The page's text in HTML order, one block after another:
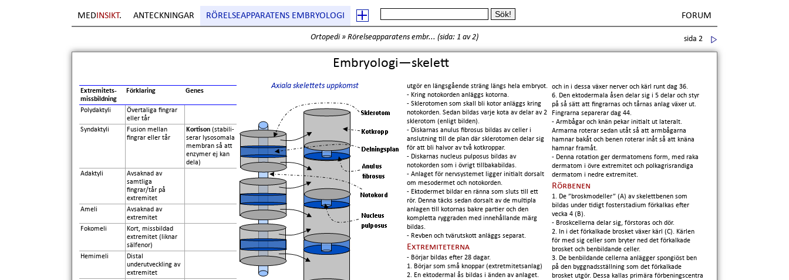
MED INSIKT. ANTECKNINGAR RÖRELSEAPPARATENS EMBRYOLOGI FORUM
Ortopedi» Rörelseapparatens embr... (sida: 1 av 2) sida 2
och in i dessa växer nerver och kärl runt dag 36.
6. Den ektodermala åsen delar sig i 5 delar och styr
på så sätt att fingrarnas och tårnas anlag växer ut.
Fingrarna separerar dag 44.
- Armbågar och knän pekar initialt ut lateralt.
Armarna roterar sedan utåt så att armbågarna
hamnar bakåt och benen roterar inåt så att knäna
hamnar framåt.
- Denna rotation ger dermatomens form, med raka
dermatom i övre extremitet och polkagrisrandiga
dermatom i nedre extremitet.
Rörbenen
1. De ”broskmodeller” (A) av skelettbenen som
bildas under tidigt fosterstadium förkalkas efter
vecka 4 (B).
- Broskcellerna delar sig, förstoras och dör.
2. In i det förkalkade brosket växer kärl (C). Kärlen
för med sig celler som bryter ned det förkalkade
brosket och benbildande celler.
3. De benbildande cellerna anlägger spongiöst ben
på den byggnadsställning som det förkalkade
brosket utgör. Dessa kallas primära förbeningscentra
utgör en längsgående sträng längs hela embryot.
- Kring notokorden anläggs kotorna.
- Sklerotomen som skall bli kotor anläggs kring
notokorden. Sedan bildas varje kota av delar av 2
sklerotom (enligt bilden).
- Diskarnas anulus fibrosus bildas av celler i
anslutning till de plan där sklerotomen delar sig
för att bli halvor av två kotkroppar.
- Diskarnas nucleus pulposus bildas av
notokorden som i övrigt tillbakabildas.
- Anlaget för nervsystemet ligger initialt dorsalt
om mesodermet och notokorden.
- Ektodermet bildar en ränna som sluts till ett
rör. Denna täcks sedan dorsalt av de multipla
anlagen till kotornas bakre partier och den
kompletta ryggraden med innehållande märg
bildas.
- Revben och tvärutskott anläggs separat.
Extremiteterna
- Börjar bildas efter 28 dagar.
1. Börjar som små knoppar (extretmitetsanlag)
2. En ektodermal ås bildas i änden av anlaget.
Embryologi—skelett
Axiala skelettets uppkomst
Extremitets-
missbildning
Förklaring Genes
Polydaktyli
Övertaliga fingrar
eller tår
Syndaktyli
Fusion mellan
fingrar eller tår
Kortison (stabili-
serar lysosomala
membran så att
enzymer ej kan
dela)
Adaktyli
Avsaknad av
samtliga
fingrar/tår på
extremitet
Ameli
Avsaknad av
extremitet
Fokomeli
Kort, missbildad
extremitet (liknar
sälfenor)
Hemimeli
Distal
underutveckling av
extremitet